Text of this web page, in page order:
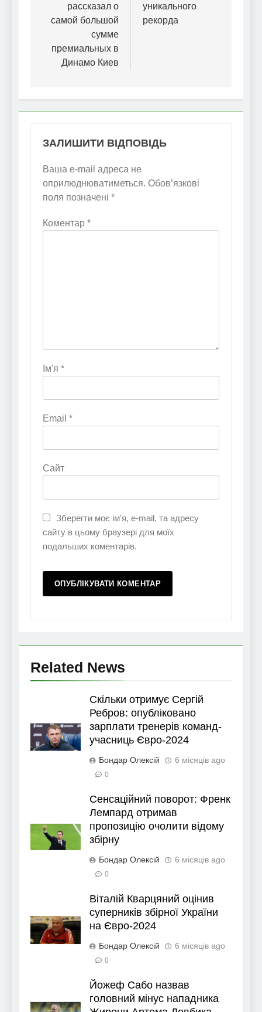
рассказал о
самой большой
сумме
премиальных в
Динамо Киев
уникального
рекорда
ЗАЛИШИТИ ВІДПОВІДЬ
Ваша e-mail адреса не
оприлюднюватиметься. Обов’язкові
поля позначені *
Коментар *
Ім'я *
Email *
Сайт
Зберегти моє ім'я, e-mail, та адресу
сайту в цьому браузері для моїх
подальших коментарів.
Related News
Скільки отримує Сергій
Ребров: опубліковано
зарплати тренерів команд-
учасниць Євро-2024
Бондар Олексій 6 місяців ago
0
Сенсаційний поворот: Френк
Лемпард отримав
пропозицію очолити відому
збірну
Бондар Олексій 6 місяців ago
0
Віталій Кварцяний оцінив
суперників збірної України
на Євро-2024
Бондар Олексій 6 місяців ago
0
Йожеф Сабо назвав
головний мінус нападника